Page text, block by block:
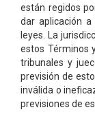
están regidos
dar aplicación
leyes. La
estos Términos
tribunales y
previsión de
inválida o
previsiones de